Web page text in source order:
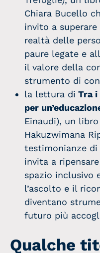
Chiara Bucello
invito a
realtà delle
paure legate e
il valore della
strumento di
la lettura di Tra i
per
Einaudi), un
Hakuzwimana
testimonianze
invita a
spazio inclusivo
l’ascolto e il
diventano
futuro più
Qualche